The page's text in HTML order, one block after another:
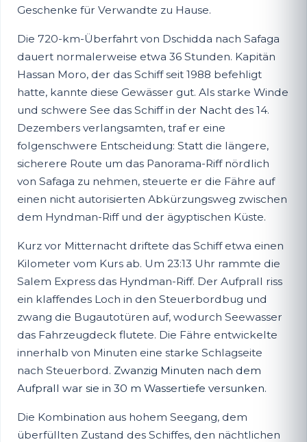
Geschenke für Verwandte zu Hause.
Die 720-km-Überfahrt von Dschidda nach Safaga
dauert normalerweise etwa 36 Stunden. Kapitän
Hassan Moro, der das Schiff seit 1988 befehligt
hatte, kannte diese Gewässer gut. Als starke Winde
und schwere See das Schiff in der Nacht des 14.
Dezembers verlangsamten, traf er eine
folgenschwere Entscheidung: Statt die längere,
sicherere Route um das Panorama-Riff nördlich
von Safaga zu nehmen, steuerte er die Fähre auf
einen nicht autorisierten Abkürzungsweg zwischen
dem Hyndman-Riff und der ägyptischen Küste.
Kurz vor Mitternacht driftete das Schiff etwa einen
Kilometer vom Kurs ab. Um 23:13 Uhr rammte die
Salem Express das Hyndman-Riff. Der Aufprall riss
ein klaffendes Loch in den Steuerbordbug und
zwang die Bugautotüren auf, wodurch Seewasser
das Fahrzeugdeck flutete. Die Fähre entwickelte
innerhalb von Minuten eine starke Schlagseite
nach Steuerbord. Zwanzig Minuten nach dem
Aufprall war sie in 30 m Wassertiefe versunken.
Die Kombination aus hohem Seegang, dem
überfüllten Zustand des Schiffes, den nächtlichen